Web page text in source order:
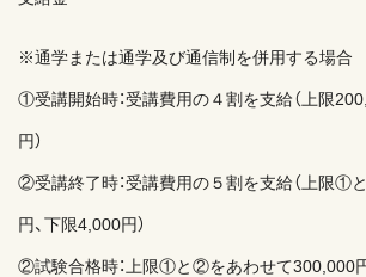
※通学または通学及び通信制を併用する場合
①受講開始時：受講費用の４割を支給（上限
円）
②受講終了時：受講費用の５割を支給（上限①
円、下限4,000円）
②試験合格時：上限①と②をあわせて300,000